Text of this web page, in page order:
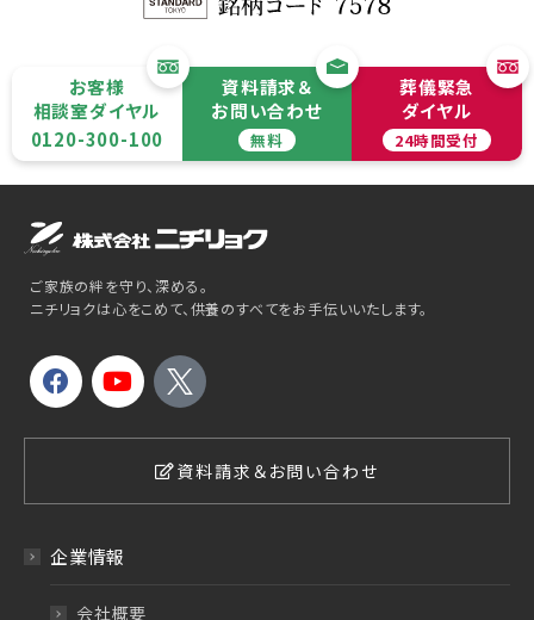
お客様
相談室ダイヤル
0120-300-100
資料請求＆
お問い合わせ
無料
葬儀緊急
ダイヤル
24時間受付
ご家族の絆を守り、深める。
ニチリョクは心をこめて、供養のすべてをお手伝いいたします。
資料請求＆お問い合わせ
企業情報
会社概要